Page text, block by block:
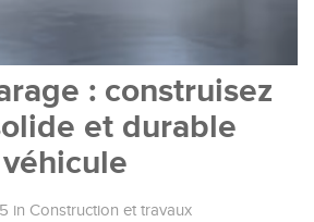
: construisez
et durable
in Construction et travaux